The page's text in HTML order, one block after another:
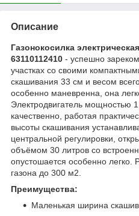
Описание
Газонокосилка
63110112410 - успешно
участках со своими
скашивания 33 см и весом
особенно маневренна, она
Электродвигатель мощностью
качественно, работая
высоты скашивания
центральной регулировки,
объёмом 30 литров со
опустошается особенно
газона до 300 м2.
Преимущества:
Маленькая ширина